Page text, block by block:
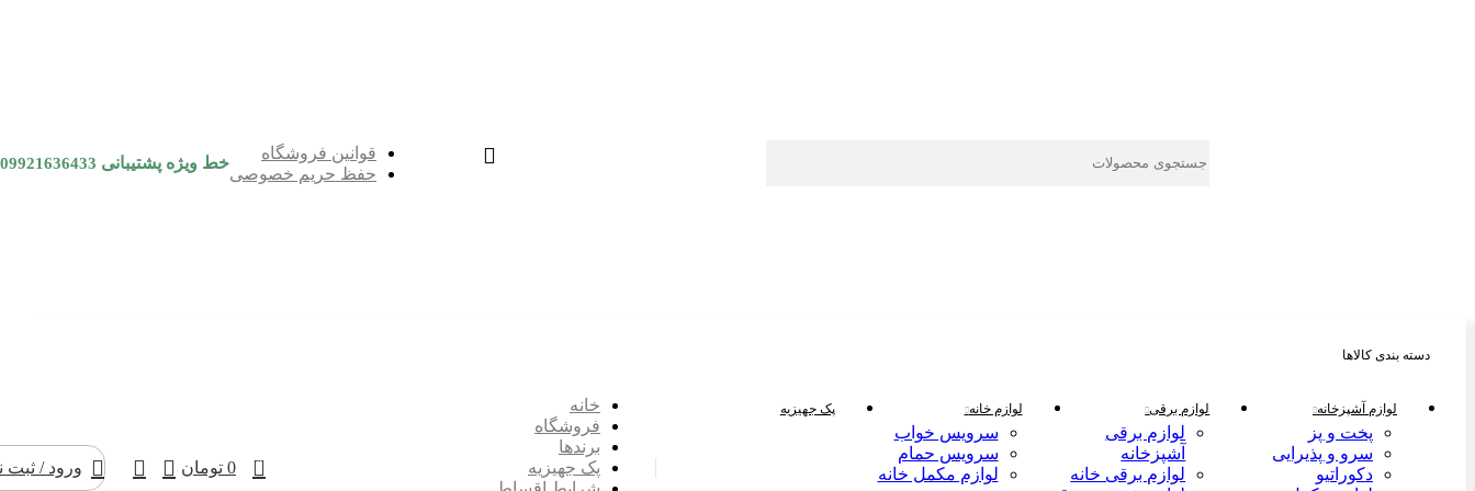
قوانین فروشگاه
حفظ حریم خصوصی
خط ویژه پشتیبانی 09921636433
دسته بندی کالاها
لوازم آشپزخانه
پخت و پز
سرو و پذیرایی
دکوراتیو
لوازم برقی
لوازم برقی
آشپزخانه
لوازم برقی خانه
لوازم خانه
سرویس خواب
سرویس حمام
لوازم مکمل خانه
پک جهیزیه
خانه
فروشگاه
برندها
پک جهیزیه
0
0 تومان ورود / ثبت